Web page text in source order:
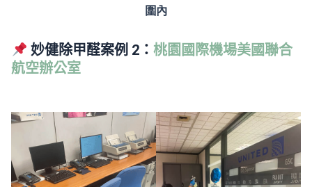
圍內
妙健除甲醛案例 2：桃園國際機場美國聯合
航空辦公室